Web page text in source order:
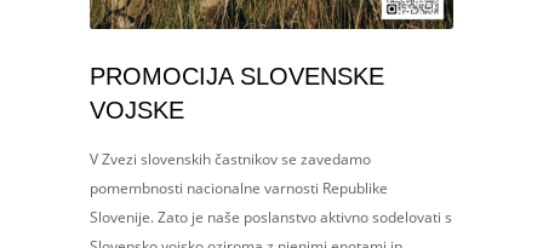
PROMOCIJA SLOVENSKE
VOJSKE
V Zvezi slovenskih častnikov se zavedamo
pomembnosti nacionalne varnosti Republike
Slovenije. Zato je naše poslanstvo aktivno sodelovati s